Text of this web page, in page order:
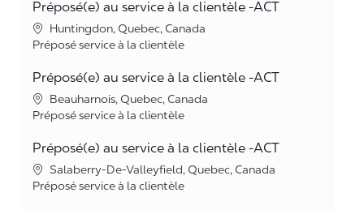
Préposé(e) au service à la clientèle -ACT
LieuHuntingdon, Quebec, Canada
Catégorie
Préposé service à la clientèle
Préposé(e) au service à la clientèle -ACT
LieuBeauharnois, Quebec, Canada
Catégorie
Préposé service à la clientèle
Préposé(e) au service à la clientèle -ACT
LieuSalaberry-De-Valleyfield, Quebec, Canada
Catégorie
Préposé service à la clientèle